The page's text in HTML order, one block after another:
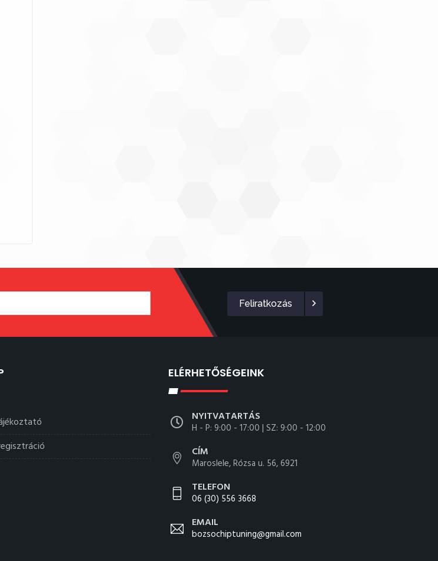
Feliratkozás
ELÉRHETŐSÉGEINK
NYITVATARTÁS
H - P: 9:00 - 17:00 | SZ: 9:00 - 12:00
CÍM
Maroslele, Rózsa u. 56, 6921
TELEFON
06 (30) 556 3668
EMAIL
bozsochiptuning@gmail.com